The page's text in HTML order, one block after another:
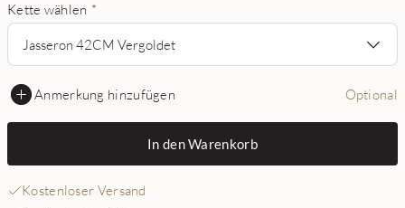
Kette wählen *
Jasseron 42CM Vergoldet
Anmerkung hinzufügen Optional
In den Warenkorb
Kostenloser Versand